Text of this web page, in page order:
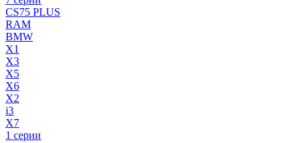
CS75 PLUS
RAM
BMW
X1
X3
X5
X6
X2
i3
X7
1 серии